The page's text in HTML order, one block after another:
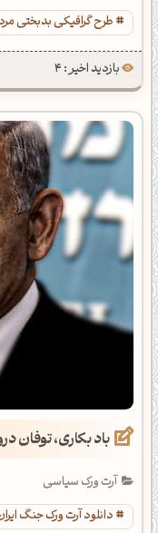
طرح گرافیکی بدبختی
بازدید اخیر : 4
باد بکاری، توفان
آرت ورک سیاسی
دانلود آرت ورک جنگ